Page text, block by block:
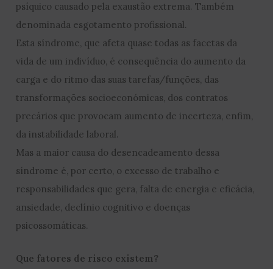
psíquico causado pela exaustão extrema. Também
denominada esgotamento profissional.
Esta síndrome, que afeta quase todas as facetas da
vida de um indivíduo, é consequência do aumento da
carga e do ritmo das suas tarefas/funções, das
transformações socioeconómicas, dos contratos
precários que provocam aumento de incerteza, enfim,
da instabilidade laboral.
Mas a maior causa do desencadeamento dessa
síndrome é, por certo, o excesso de trabalho e
responsabilidades que gera, falta de energia e eficácia,
ansiedade, declínio cognitivo e doenças
psicossomáticas.
Que fatores de risco existem?